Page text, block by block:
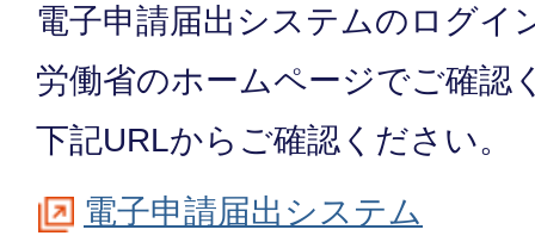
電子申請届出システムのログイ
労働省のホームページでご確認
下記URLからご確認ください。
電子申請届出システム